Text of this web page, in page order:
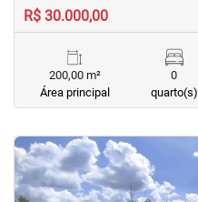
R$ 30.000,00
200,00 m²
Área principal
0
quarto(s)
<<